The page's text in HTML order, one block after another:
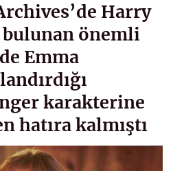
Harry
önemli
Emma
karakterine
hatıra kalmıştı